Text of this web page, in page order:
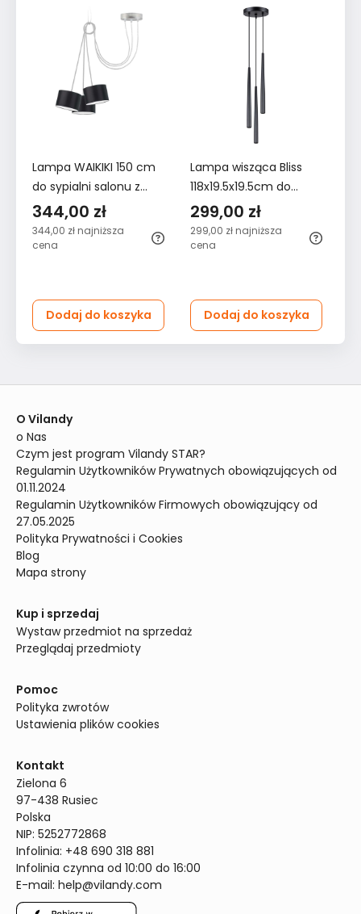
Lampa WAIKIKI 150 cm
do sypialni salonu z
abażurami czarna
344,00 zł
344,00 zł najniższa
cena
Dodaj do koszyka
Lampa wisząca Bliss
118x19.5x19.5cm do
sypialni salonu czarna
299,00 zł
299,00 zł najniższa
cena
Dodaj do koszyka
O Vilandy
o Nas
Czym jest program Vilandy STAR?
Regulamin Użytkowników Prywatnych obowiązujących od
01.11.2024
Regulamin Użytkowników Firmowych obowiązujący od
27.05.2025
Polityka Prywatności i Cookies
Blog
Mapa strony
Kup i sprzedaj
Wystaw przedmiot na sprzedaż
Przeglądaj przedmioty
Pomoc
Polityka zwrotów
Ustawienia plików cookies
Kontakt
Zielona 6
97-438 Rusiec
Polska
NIP: 5252772868
Infolinia: +48 690 318 881
Infolinia czynna od 10:00 do 16:00
E-mail: help@vilandy.com